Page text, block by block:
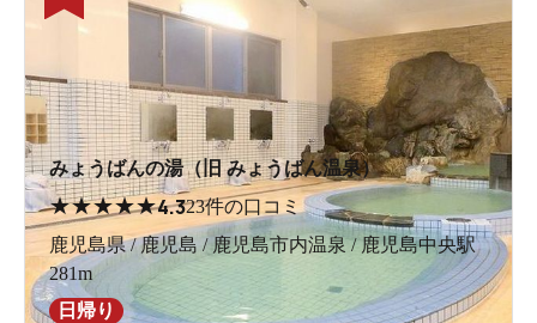
みょうばんの湯（旧 みょうばん温泉）
★★★★★4.323件の口コミ
鹿児島県 / 鹿児島 / 鹿児島市内温泉 / 鹿児島中央駅
281m
日帰り